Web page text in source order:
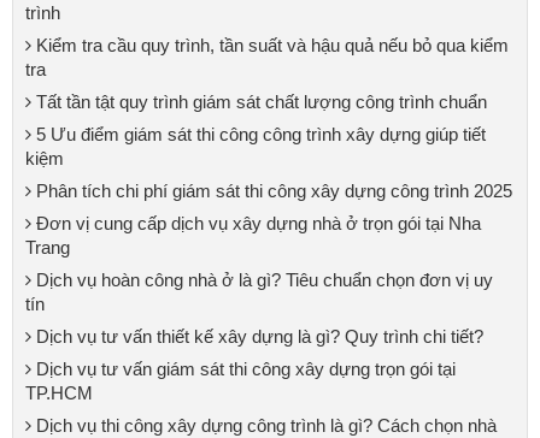
trình
Kiểm tra cầu quy trình, tần suất và hậu quả nếu bỏ qua kiểm
tra
Tất tần tật quy trình giám sát chất lượng công trình chuẩn
5 Ưu điểm giám sát thi công công trình xây dựng giúp tiết
kiệm
Phân tích chi phí giám sát thi công xây dựng công trình 2025
Đơn vị cung cấp dịch vụ xây dựng nhà ở trọn gói tại Nha
Trang
Dịch vụ hoàn công nhà ở là gì? Tiêu chuẩn chọn đơn vị uy
tín
Dịch vụ tư vấn thiết kế xây dựng là gì? Quy trình chi tiết?
Dịch vụ tư vấn giám sát thi công xây dựng trọn gói tại
TP.HCM
Dịch vụ thi công xây dựng công trình là gì? Cách chọn nhà